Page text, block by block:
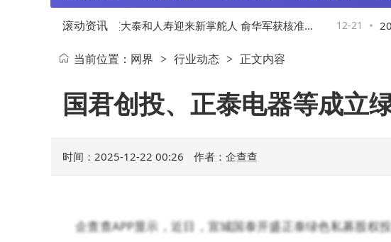
滚动资讯
12-21 英大泰和人寿迎来新掌舵人 俞华军获核准出
任董事长一职
12-21
当前位置： 网界 > 行业动态 > 正文内容
国君创投、正泰电器等成立
时间：2025-12-22 00:26 作者：企查查
企查查APP显示，近日，宣城国泰开盛正泰绿色私募股权